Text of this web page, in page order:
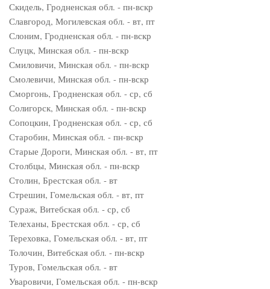
Скидель, Гродненская обл. - пн-вскр
Славгород, Могилевская обл. - вт, пт
Слоним, Гродненская обл. - пн-вскр
Слуцк, Минская обл. - пн-вскр
Смиловичи, Минская обл. - пн-вскр
Смолевичи, Минская обл. - пн-вскр
Сморгонь, Гродненская обл. - ср, сб
Солигорск, Минская обл. - пн-вскр
Сопоцкин, Гродненская обл. - ср, сб
Старобин, Минская обл. - пн-вскр
Старые Дороги, Минская обл. - вт, пт
Столбцы, Минская обл. - пн-вскр
Столин, Брестская обл. - вт
Стрешин, Гомельская обл. - вт, пт
Сураж, Витебская обл. - ср, сб
Телеханы, Брестская обл. - ср, сб
Тереховка, Гомельская обл. - вт, пт
Толочин, Витебская обл. - пн-вскр
Туров, Гомельская обл. - вт
Уваровичи, Гомельская обл. - пн-вскр